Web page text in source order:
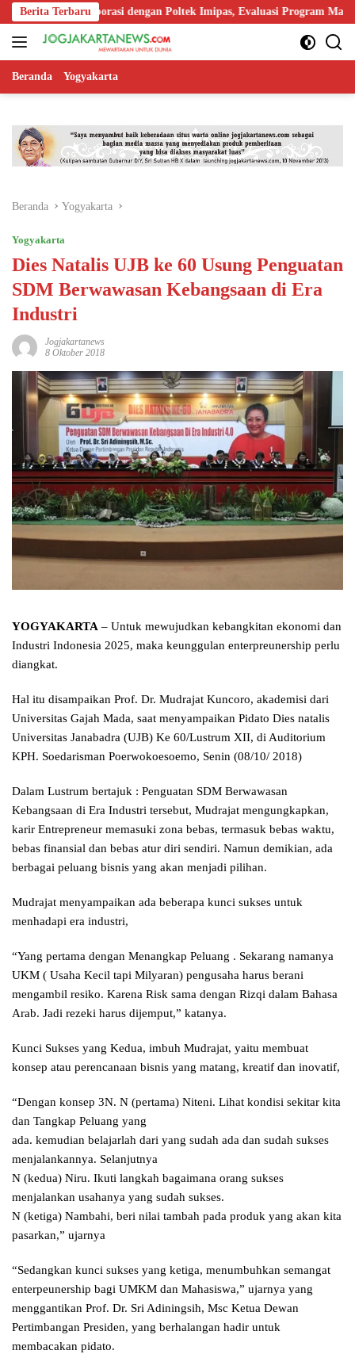
Langsung
ke
konten
Berita Terbaru
Kolaborasi dengan Poltek Imipas, Evaluasi Program Magang Taruna
Beranda Yogyakarta
Beranda Yogyakarta
Yogyakarta
Dies Natalis UJB ke 60 Usung Penguatan
SDM Berwawasan Kebangsaan di Era
Industri
Jogjakartanews
8 Oktober 2018
YOGYAKARTA – Untuk mewujudkan kebangkitan ekonomi dan
Industri Indonesia 2025, maka keunggulan enterpreunership perlu
diangkat.
Hal itu disampaikan Prof. Dr. Mudrajat Kuncoro, akademisi dari
Universitas Gajah Mada, saat menyampaikan Pidato Dies natalis
Universitas Janabadra (UJB) Ke 60/Lustrum XII, di Auditorium
KPH. Soedarisman Poerwokoesoemo, Senin (08/10/ 2018)
Dalam Lustrum bertajuk : Penguatan SDM Berwawasan
Kebangsaan di Era Industri tersebut, Mudrajat mengungkapkan,
karir Entrepreneur memasuki zona bebas, termasuk bebas waktu,
bebas finansial dan bebas atur diri sendiri. Namun demikian, ada
berbagai peluang bisnis yang akan menjadi pilihan.
Mudrajat menyampaikan ada beberapa kunci sukses untuk
menhadapi era industri,
“Yang pertama dengan Menangkap Peluang . Sekarang namanya
UKM ( Usaha Kecil tapi Milyaran) pengusaha harus berani
mengambil resiko. Karena Risk sama dengan Rizqi dalam Bahasa
Arab. Jadi rezeki harus dijemput,” katanya.
Kunci Sukses yang Kedua, imbuh Mudrajat, yaitu membuat
konsep atau perencanaan bisnis yang matang, kreatif dan inovatif,
“Dengan konsep 3N. N (pertama) Niteni. Lihat kondisi sekitar kita
dan Tangkap Peluang yang
ada. kemudian belajarlah dari yang sudah ada dan sudah sukses
menjalankannya. Selanjutnya
N (kedua) Niru. Ikuti langkah bagaimana orang sukses
menjalankan usahanya yang sudah sukses.
N (ketiga) Nambahi, beri nilai tambah pada produk yang akan kita
pasarkan,” ujarnya
“Sedangkan kunci sukses yang ketiga, menumbuhkan semangat
enterpeunership bagi UMKM dan Mahasiswa,” ujarnya yang
menggantikan Prof. Dr. Sri Adiningsih, Msc Ketua Dewan
Pertimbangan Presiden, yang berhalangan hadir untuk
membacakan pidato.